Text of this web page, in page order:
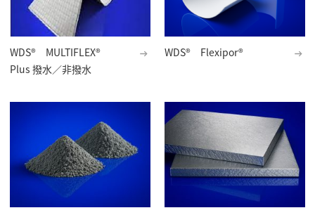
WDS® MULTIFLEX®
Plus 撥水／非撥水
WDS® Flexipor®